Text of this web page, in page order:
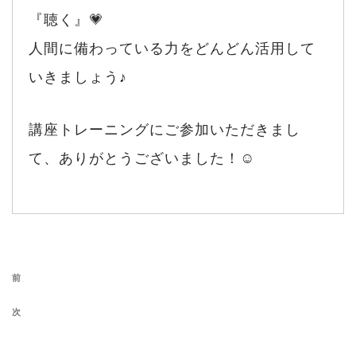
『聴く』💗
人間に備わっている力をどんどん活用して
いきましょう♪
講座トレーニングにご参加いただきまし
て、ありがとうございました！☺️
前の投稿
前
次の投稿
次